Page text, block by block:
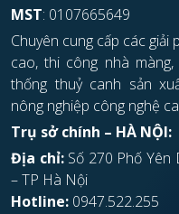
MST: 0107665649
Chuyên cung cấp các
cao, thi công nhà
thống thuỷ canh sản
nông nghiệp công nghệ
Trụ sở chính – HÀ NỘI:
Địa chỉ:Số 270 Phố Yên
– TP Hà Nội
Hotline: 0947.522.255